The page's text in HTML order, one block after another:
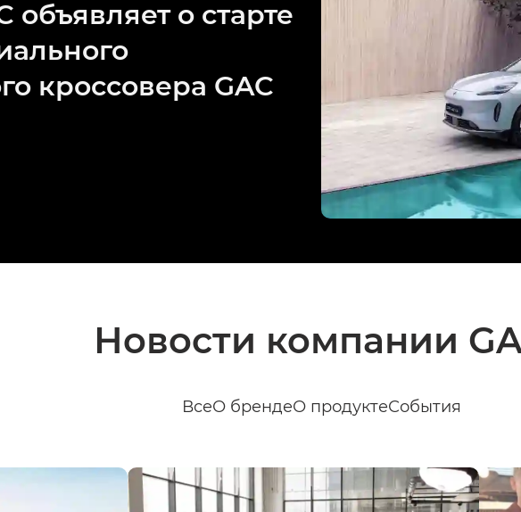
объявляет о старте
кроссовера GAC
Новости компании
ВсеО брендеО продуктеСобытия